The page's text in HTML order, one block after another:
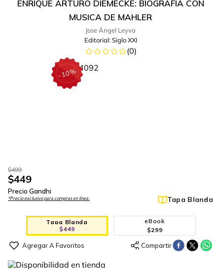
ENRIQUE ARTURO DIEMECKE: BIOGRAFIA CON
MUSICA DE MAHLER
Jose Ángel Leyva
Editorial: Siglo XXI
(0)
-10%
$499
$449
Precio Gandhi
*Precio exclusivo para compras en línea. Tapa Blanda
Tapa Blanda
$449
eBook
$299